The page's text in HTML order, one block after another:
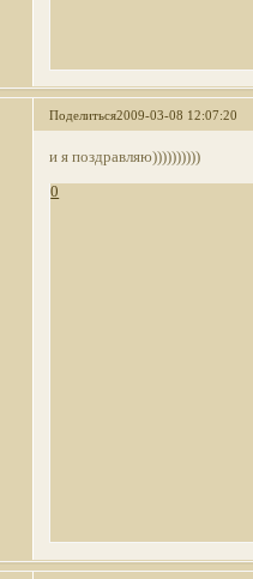
Поделиться2009-03-08 12:07:20
и я поздравляю))))))))))
0